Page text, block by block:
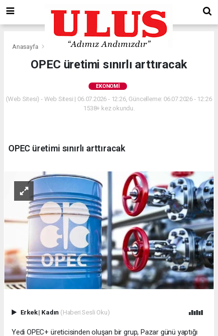
Anasayfa Ekonomi
OPEC üretimi sınırlı arttıracak
EKONOMI
(Web Sitesi) - Web Sitesi | 06.07.2026 - 12:26, Güncelleme: 06.07.2026 - 12:26
1538+ kez okundu.
OPEC üretimi sınırlı arttıracak
Erkek| Kadın (Haberi Sesli Oku)
Yedi OPEC+ üreticisinden oluşan bir grup, Pazar günü yaptığı